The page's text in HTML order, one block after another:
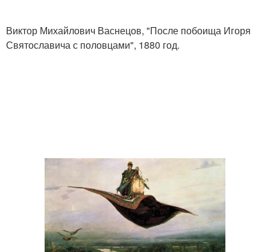
Виктор Михайлович Васнецов, "После побоища Игоря
Святославича с половцами", 1880 год.